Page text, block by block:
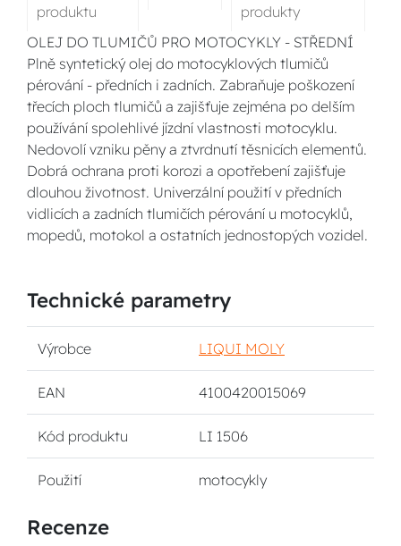
produktu
produkty
OLEJ DO TLUMIČŮ PRO MOTOCYKLY - STŘEDNÍ
Plně syntetický olej do motocyklových tlumičů
pérování - předních i zadních. Zabraňuje poškození
třecích ploch tlumičů a zajišťuje zejména po delším
používání spolehlivé jízdní vlastnosti motocyklu.
Nedovolí vzniku pěny a ztvrdnutí těsnicích elementů.
Dobrá ochrana proti korozi a opotřebení zajišťuje
dlouhou životnost. Univerzální použití v předních
vidlicích a zadních tlumičích pérování u motocyklů,
mopedů, motokol a ostatních jednostopých vozidel.
Technické parametry
Výrobce LIQUI MOLY
EAN 4100420015069
Kód produktu LI 1506
Použití motocykly
Recenze